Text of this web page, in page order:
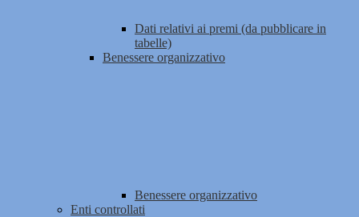
Dati relativi ai premi (da pubblicare in
tabelle)
Benessere organizzativo
Benessere organizzativo
Enti controllati